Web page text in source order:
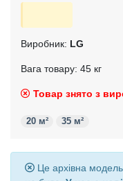
Виробник: LG
Вага товару: 45 кг
Товар знято з
20 м² 35 м²
Це архівна